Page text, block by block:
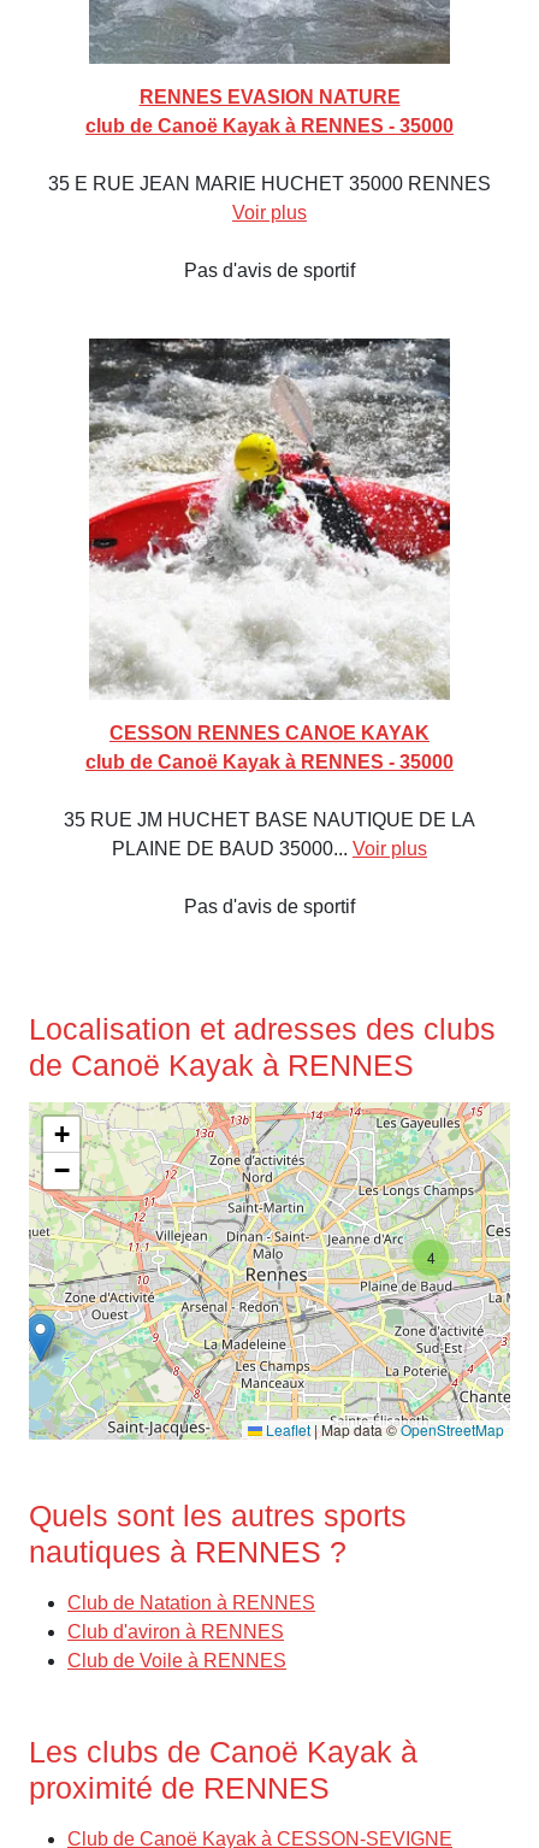
RENNES EVASION NATURE
club de Canoë Kayak à RENNES - 35000
35 E RUE JEAN MARIE HUCHET 35000 RENNES
Voir plus
Pas d'avis de sportif
CESSON RENNES CANOE KAYAK
club de Canoë Kayak à RENNES - 35000
35 RUE JM HUCHET BASE NAUTIQUE DE LA
PLAINE DE BAUD 35000... Voir plus
Pas d'avis de sportif
Localisation et adresses des clubs
de Canoë Kayak à RENNES
4
+
−
Leaflet |Map data ©OpenStreetMap
Quels sont les autres sports
nautiques à RENNES ?
Club de Natation à RENNES
Club d'aviron à RENNES
Club de Voile à RENNES
Les clubs de Canoë Kayak à
proximité de RENNES
Club de Canoë Kayak à CESSON-SEVIGNE